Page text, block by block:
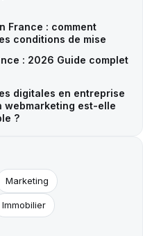
France : comment
conditions de mise
: 2026 Guide complet
digitales en entreprise
webmarketing est-elle
?
Marketing
Immobilier